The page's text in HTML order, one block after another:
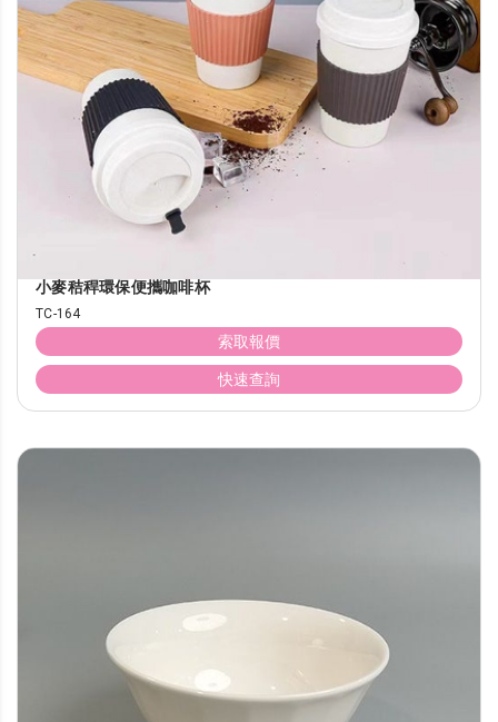
小麥秸稈環保便攜咖啡杯
TC-164
索取報價
快速查詢